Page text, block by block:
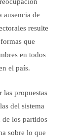
ausencia de
resulte
que
en todos
el país.
las propuestas
del sistema
los partidos
sobre lo que